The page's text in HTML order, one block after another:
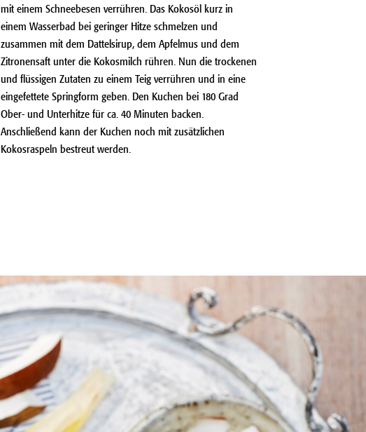
mit einem Schneebesen verrühren. Das Kokosöl kurz in
einem Wasserbad bei geringer Hitze schmelzen und
zusammen mit dem Dattelsirup, dem Apfelmus und dem
Zitronensaft unter die Kokosmilch rühren. Nun die trockenen
und flüssigen Zutaten zu einem Teig verrühren und in eine
eingefettete Springform geben. Den Kuchen bei 180 Grad
Ober- und Unterhitze für ca. 40 Minuten backen.
Anschließend kann der Kuchen noch mit zusätzlichen
Kokosraspeln bestreut werden.